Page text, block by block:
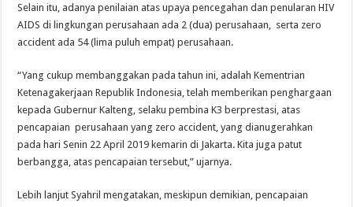
Selain itu, adanya penilaian atas upaya pencegahan dan penularan HIV
AIDS di lingkungan perusahaan ada 2 (dua) perusahaan, serta zero
accident ada 54 (lima puluh empat) perusahaan.
“Yang cukup membanggakan pada tahun ini, adalah Kementrian
Ketenagakerjaan Republik Indonesia, telah memberikan penghargaan
kepada Gubernur Kalteng, selaku pembina K3 berprestasi, atas
pencapaian perusahaan yang zero accident, yang dianugerahkan
pada hari Senin 22 April 2019 kemarin di Jakarta. Kita juga patut
berbangga, atas pencapaian tersebut,” ujarnya.
Lebih lanjut Syahril mengatakan, meskipun demikian, pencapaian